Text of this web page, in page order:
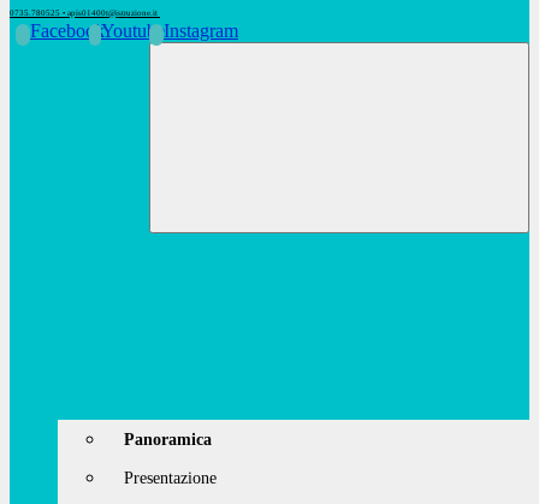
0735.780525 • apis01400t@istruzione.it
FacebookYoutubeInstagram
Panoramica
Presentazione